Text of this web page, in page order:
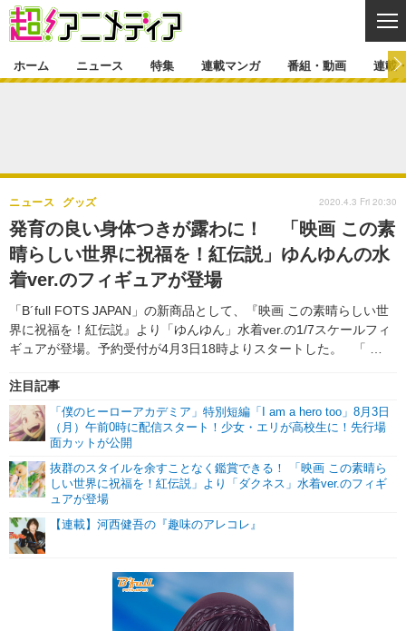
ゲーム・アプリ マンガ
グッズ イベント
声優
舞台 新帝スタ
特集一覧 カバー
ラキりす
連載マンガ
連載マンガ一覧 連載一覧
番組・動画
番組・動画一覧 ラジオ
動画
連載・ブログ
連載・ブログ一覧
編集部ブログ・お知らせ
ホーム ニュース 特集 連載マンガ 番組・動画 連載
発育の良い身体つきが露わに！ 「映画 この素
晴らしい世界に祝福を！紅伝説」ゆんゆんの水
着ver.のフィギュアが登場
「B´full FOTS JAPAN」の新商品として、『映画 この素晴らしい世
界に祝福を！紅伝説』より「ゆんゆん」水着ver.の1/7スケールフィ
ギュアが登場。予約受付が4月3日18時よりスタートした。 「 …
ニュース グッズ
注目記事
「僕のヒーローアカデミア」特別短編「I am a hero too」8月3日
（月）午前0時に配信スタート！少女・エリが高校生に！先行場
面カットが公開
抜群のスタイルを余すことなく鑑賞できる！ 「映画 この素晴ら
しい世界に祝福を！紅伝説」より「ダクネス」水着ver.のフィギ
ュアが登場
【連載】河西健吾の『趣味のアレコレ』
2020.4.3 Fri 20:30